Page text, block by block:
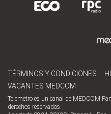
TÉRMINOS Y CONDICIONES
VACANTES MEDCOM
Telemetro es un canal de MEDCOM
derechos reservados.